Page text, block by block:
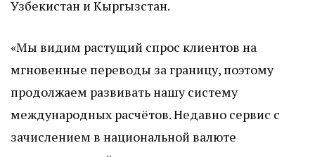
Узбекистан и Кыргызстан.
«Мы видим растущий спрос клиентов на
мгновенные переводы за границу, поэтому
продолжаем развивать нашу систему
международных расчётов. Недавно сервис с
зачислением в национальной валюте